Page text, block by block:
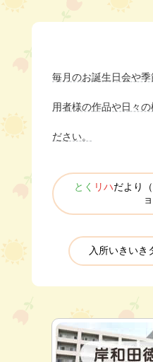
毎月のお誕生日会や
用者様の作品や日々
ださい。
とく リハだより
入所いきいき